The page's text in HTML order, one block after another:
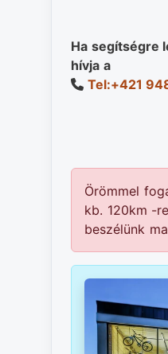
Ha segítségre
hívja a
Tel:+421
Örömmel
kb. 120km -
beszélünk